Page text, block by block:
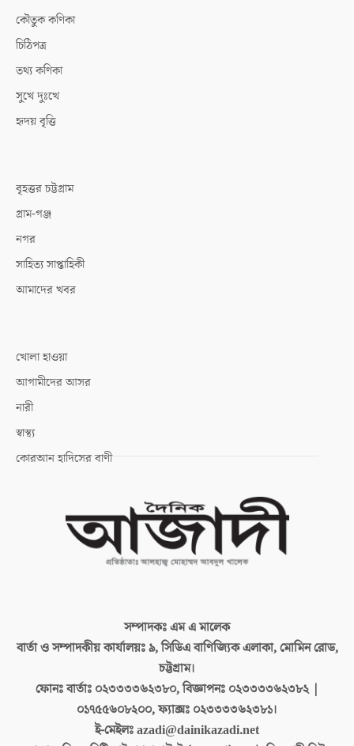
কৌতুক কণিকা
চিঠিপত্র
তথ্য কণিকা
সুখে দুঃখে
হৃদয় বৃত্তি
বৃহত্তর চট্টগ্রাম
গ্রাম-গঞ্জ
নগর
সাহিত্য সাপ্তাহিকী
আমাদের খবর
খোলা হাওয়া
আগামীদের আসর
নারী
স্বাস্থ্য
কোরআন হাদিসের বাণী
সম্পাদকঃএম এ মালেক
বার্তা ও সম্পাদকীয় কার্যালয়ঃ৯, সিডিএ বাণিজ্যিক এলাকা, মোমিন রোড,
চট্টগ্রাম।
ফোনঃ বার্তাঃ ০২৩৩৩৩৬২৩৮০, বিজ্ঞাপনঃ ০২৩৩৩৩৬২৩৮২ |
০১৭৫৫৬০৮২০০, ফ্যাক্সঃ ০২৩৩৩৩৬২৩৮১।
ই-মেইলঃazadi@dainikazadi.net